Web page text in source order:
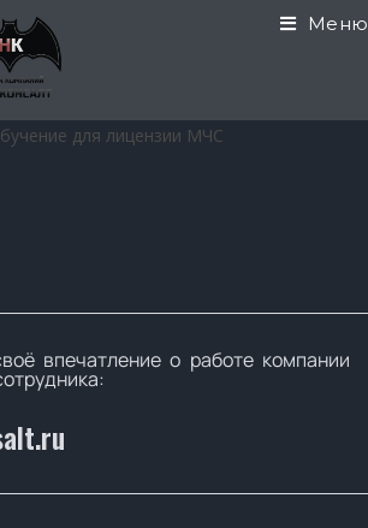
Меню
для лицензии МЧС
впечатление о работе компании